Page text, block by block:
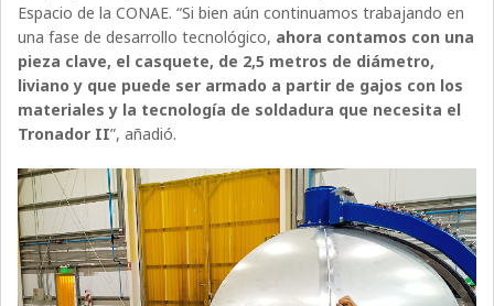
Espacio de la CONAE. “Si bien aún continuamos trabajando en
una fase de desarrollo tecnológico, ahora contamos con una
pieza clave, el casquete, de 2,5 metros de diámetro,
liviano y que puede ser armado a partir de gajos con los
materiales y la tecnología de soldadura que necesita el
Tronador II”, añadió.